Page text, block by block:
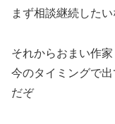
まず相談継続した
それからおまい作
今のタイミングで
だぞ